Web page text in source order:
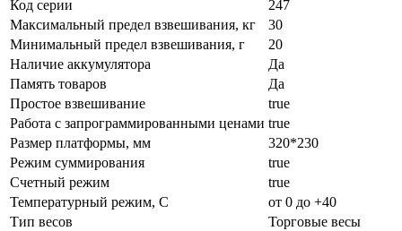
Код серии
247
Максимальный предел взвешивания, кг
30
Минимальный предел взвешивания, г
20
Наличие аккумулятора
Да
Память товаров
Да
Простое взвешивание
true
Работа с запрограммированными ценами true
Размер платформы, мм
320*230
Режим суммирования
true
Счетный режим
true
Температурный режим, С
от 0 до +40
Тип весов
Торговые весы